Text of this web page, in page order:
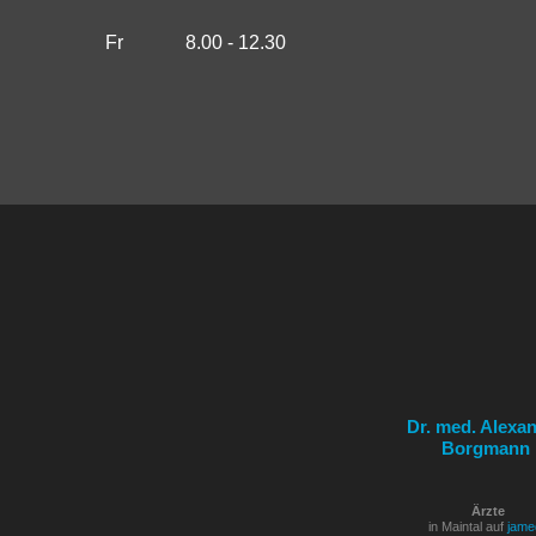
Fr 8.00 - 12.30
Dr. med.
Borgmann
Ärzte
in Maintal auf